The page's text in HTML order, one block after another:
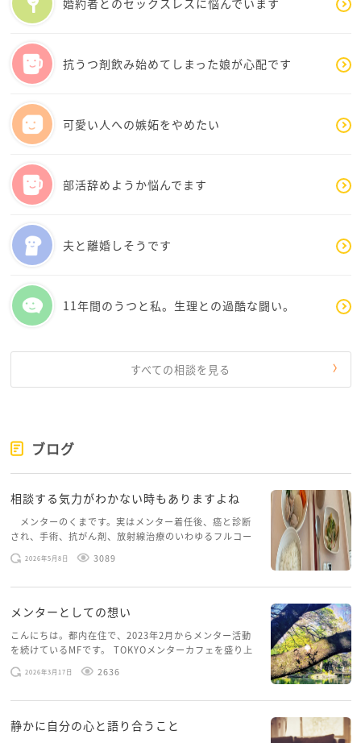
抗うつ剤飲み始めてしまった娘が心配です
可愛い人への嫉妬をやめたい
部活辞めようか悩んでます
夫と離婚しそうです
11年間のうつと私。生理との過酷な闘い。
すべての相談を見る
ブログ
相談する気力がわかない時もありますよね
メンターのくまです。実はメンター着任後、癌と診断
され、手術、抗がん剤、放射線治療のいわゆるフルコー
スを体験していて、しばらくメンターカフェに来られて
いませんでした。体力だけでなく、気力も落ちパソコン
2026年5月8日 3089
メンターとしての想い
こんにちは。都内在住で、2023年2月からメンター活動
を続けているMFです。 TOKYOメンターカフェを盛り上
げたいという想いから、勇気を出して初めてブログを投
稿してみようと思います。少し自分のことを書いてみま
2026年3月17日 2636
静かに自分の心と語り合うこと